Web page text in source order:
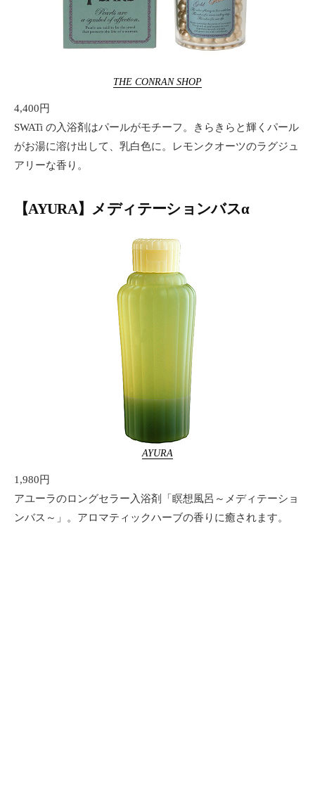
THE CONRAN SHOP
4,400円
SWATi の入浴剤はパールがモチーフ。きらきらと輝くパール
がお湯に溶け出して、乳白色に。レモンクオーツのラグジュ
アリーな香り。
【AYURA】メディテーションバスα
AYURA
1,980円
アユーラのロングセラー入浴剤「瞑想風呂～メディテーショ
ンバス～」。アロマティックハーブの香りに癒されます。